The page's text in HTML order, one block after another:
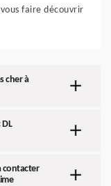
faire découvrir
cher à
contacter